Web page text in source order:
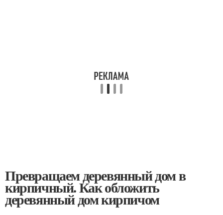
Превращаем деревянный дом в
кирпичный. Как обложить
деревянный дом кирпичом